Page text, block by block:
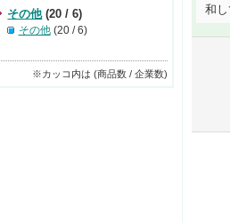
和
その他(20 / 6)
その他(20 / 6)
※カッコ内は (商品数 / 企業数)